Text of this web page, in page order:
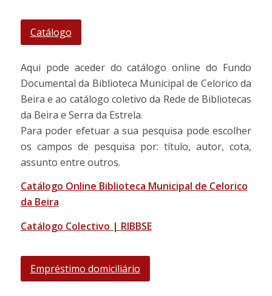
Catálogo
Aqui pode aceder do catálogo online do Fundo
Documental da Biblioteca Municipal de Celorico da
Beira e ao catálogo coletivo da Rede de Bibliotecas
da Beira e Serra da Estrela.
Para poder efetuar a sua pesquisa pode escolher
os campos de pesquisa por: título, autor, cota,
assunto entre outros.
Catálogo Online Biblioteca Municipal de Celorico
da Beira
Catálogo Colectivo | RIBBSE
Empréstimo domiciliário